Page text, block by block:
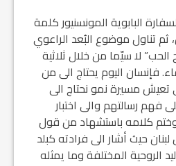
البابوية المونسنيور كلمة
تناول موضوع البُعد الراعوي
لا سيّما من خلال ثلاثية
فإنسان اليوم يحتاج الى من
تعيش مسيرة نمو نحتاج الى
فهم رسالتهم والى اختبار
وختم كلامه باستشهاد من قول
حيث أشار الى فرادته كبلد
الروحية المختلفة وما يمثله